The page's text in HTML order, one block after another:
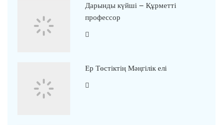
Дарынды күйші – Құрметті
профессор
Ер Төстіктің Мәңгілік елі